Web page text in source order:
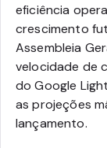
eficiência
crescimento
Assembleia
velocidade de
do Google
as projeções
lançamento.